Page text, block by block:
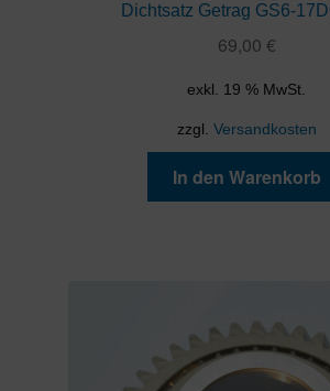
Dichtsatz Getrag GS6-
69,00 €
exkl. 19 % MwSt.
zzgl. Versandkosten
In den Warenkorb